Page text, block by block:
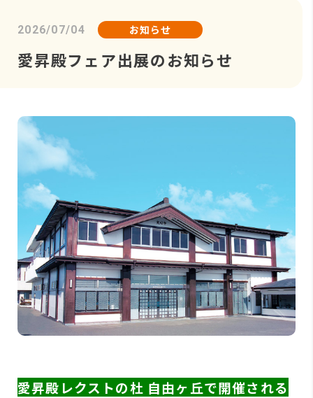
2026/07/04 お知らせ
愛昇殿フェア出展のお知らせ
愛昇殿レクストの杜 自由ヶ丘で開催される